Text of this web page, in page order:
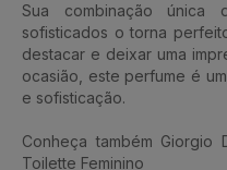
Sua combinação única
sofisticados o torna
destacar e deixar uma
ocasião, este perfume é
e sofisticação.
Conheça também Giorgio
Toilette Feminino